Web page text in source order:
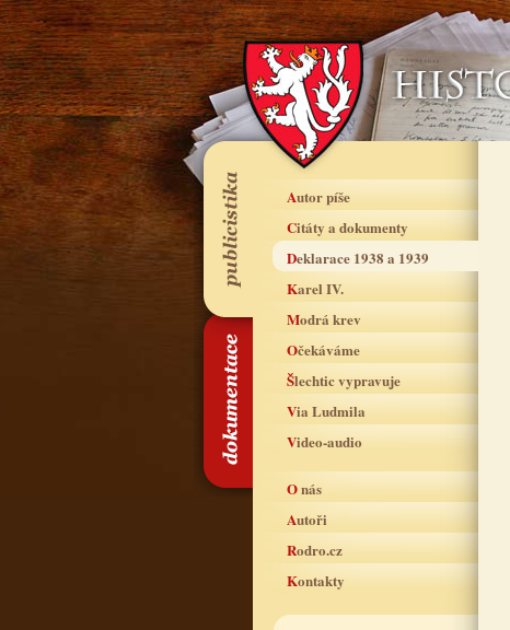
Autor píše
Citáty a dokumenty
Deklarace 1938 a 1939
Karel IV.
Modrá krev
Očekáváme
Šlechtic vypravuje
Via Ludmila
Video-audio
O nás
Autoři
Rodro.cz
Kontakty